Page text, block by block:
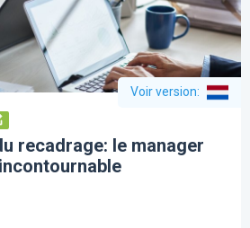
Voir version:
recadrage: le manager